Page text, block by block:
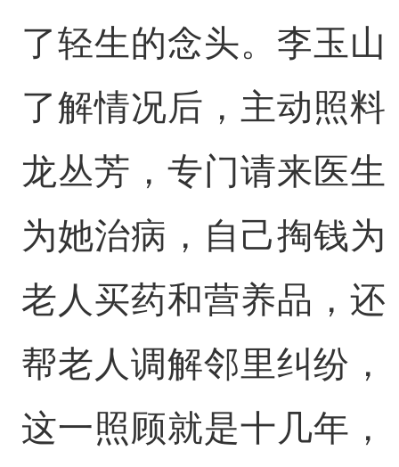
了轻生的念头。李玉山
了解情况后，主动照料
龙丛芳，专门请来医生
为她治病，自己掏钱为
老人买药和营养品，还
帮老人调解邻里纠纷，
这一照顾就是十几年，